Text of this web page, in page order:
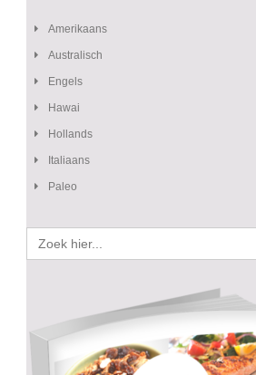
Amerikaans
Australisch
Engels
Hawai
Hollands
Italiaans
Paleo
Zoek
naar: